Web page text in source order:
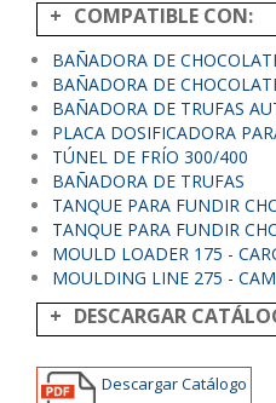
COMPATIBLE CON:
BAÑADORA DE
BAÑADORA DE
BAÑADORA DE TRUFAS
PLACA DOSIFICADORA
TÚNEL DE FRÍO 300/400
BAÑADORA DE TRUFAS
TANQUE PARA FUNDIR
TANQUE PARA FUNDIR
MOULD LOADER 175 -
MOULDING LINE 275 -
DESCARGAR
Descargar Catálogo